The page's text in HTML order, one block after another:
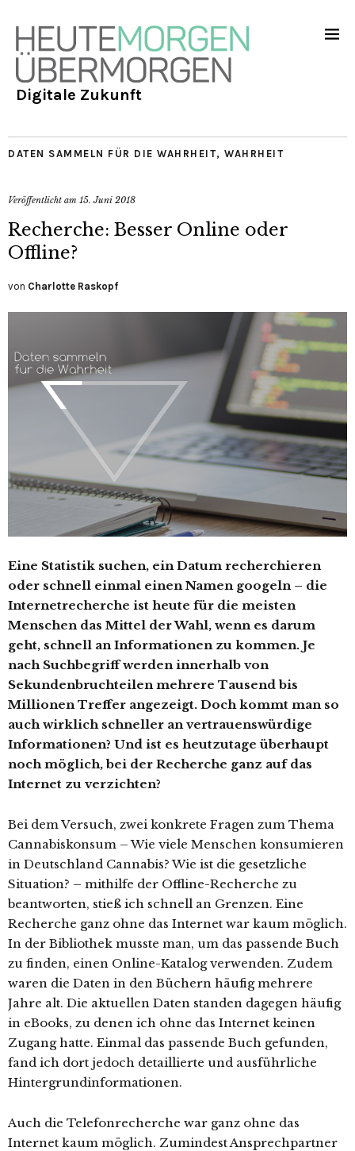
Digitale Zukunft
DATEN SAMMELN FÜR DIE WAHRHEIT, WAHRHEIT
Veröffentlicht am 15. Juni 2018
Recherche: Besser Online oder
Offline?
von Charlotte Raskopf
Eine Statistik suchen, ein Datum recherchieren
oder schnell einmal einen Namen googeln – die
Internetrecherche ist heute für die meisten
Menschen das Mittel der Wahl, wenn es darum
geht, schnell an Informationen zu kommen. Je
nach Suchbegriff werden innerhalb von
Sekundenbruchteilen mehrere Tausend bis
Millionen Treffer angezeigt. Doch kommt man so
auch wirklich schneller an vertrauenswürdige
Informationen? Und ist es heutzutage überhaupt
noch möglich, bei der Recherche ganz auf das
Internet zu verzichten?
Bei dem Versuch, zwei konkrete Fragen zum Thema
Cannabiskonsum – Wie viele Menschen konsumieren
in Deutschland Cannabis? Wie ist die gesetzliche
Situation? – mithilfe der Offline-Recherche zu
beantworten, stieß ich schnell an Grenzen. Eine
Recherche ganz ohne das Internet war kaum möglich.
In der Bibliothek musste man, um das passende Buch
zu finden, einen Online-Katalog verwenden. Zudem
waren die Daten in den Büchern häufig mehrere
Jahre alt. Die aktuellen Daten standen dagegen häufig
in eBooks, zu denen ich ohne das Internet keinen
Zugang hatte. Einmal das passende Buch gefunden,
fand ich dort jedoch detaillierte und ausführliche
Hintergrundinformationen.
Auch die Telefonrecherche war ganz ohne das
Internet kaum möglich. Zumindest Ansprechpartner